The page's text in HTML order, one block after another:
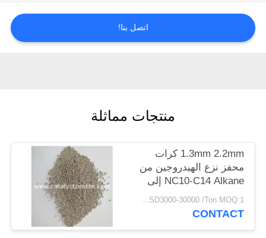
خريطة
اتصل بنا!
منتجات مماثلة
1.3mm 2.2mm كرات
محفز نزع الهيدروجين من
NC10-C14 Alkane إلى
Alkene
USD3000-30000 /Ton MOQ:1 كغم
CONTACT